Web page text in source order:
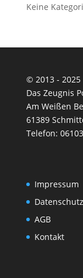
Keine
© 2013 - 2025
Das Zeugnis
Am Weißen
61389
Telefon:
Impressum
Datenschutz
AGB
Kontakt